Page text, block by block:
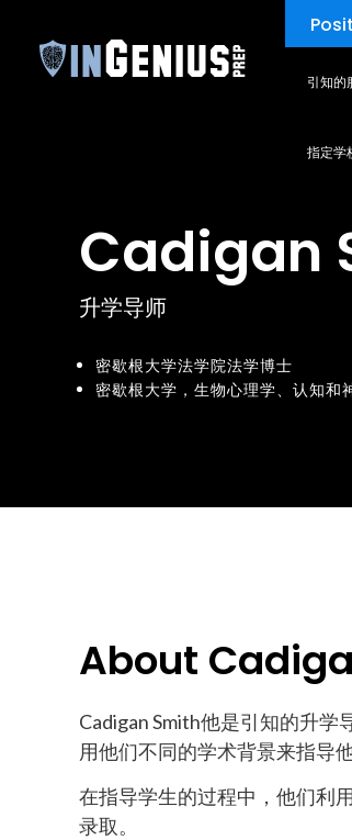
引知的
指定学
Cadigan
升学导师
密歇根大学法学院法学博士
密歇根大学，生物心理学、认知和
About
Cadigan Smith他是引知的升
用他们不同的学术背景来指导
在指导学生的过程中，他们利
录取。